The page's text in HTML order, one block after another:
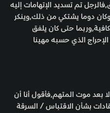
تم تسديد الإتهامات إليه
دوما يشتكي من ذلك,وينكر
حتى كان يلفق
الذي حسبه مهينا
بعد موت المتهم,فأقول أنا أن
بشأن الاقتباس / السرقة